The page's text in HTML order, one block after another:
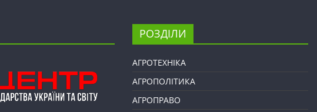
РОЗДІЛИ
АГРОТЕХНІКА
АГРОПОЛІТИКА
АГРОПРАВО